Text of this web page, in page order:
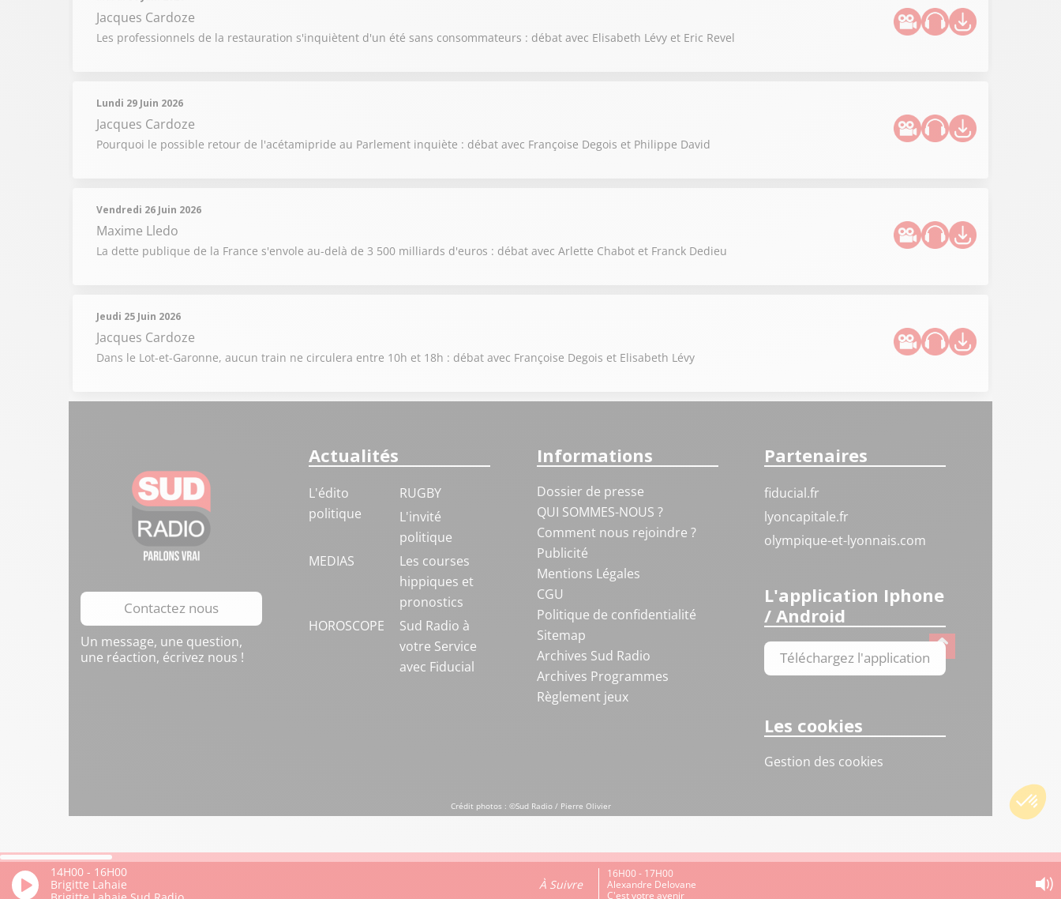
Jacques Cardoze
Les professionnels de la restauration s'inquiètent d'un été sans consommateurs : débat avec Elisabeth Lévy et Eric Revel
Lundi 29 Juin 2026
Jacques Cardoze
Pourquoi le possible retour de l'acétamipride au Parlement inquiète : débat avec Françoise Degois et Philippe David
Vendredi 26 Juin 2026
Maxime Lledo
La dette publique de la France s'envole au-delà de 3 500 milliards d'euros : débat avec Arlette Chabot et Franck Dedieu
Jeudi 25 Juin 2026
Jacques Cardoze
Dans le Lot-et-Garonne, aucun train ne circulera entre 10h et 18h : débat avec Françoise Degois et Elisabeth Lévy
Contactez nous
Un message, une question,
une réaction, écrivez nous !
Actualités
L'édito
politique
RUGBY
L'invité
politique
MEDIAS
Les courses
hippiques et
pronostics
HOROSCOPE
Sud Radio à
votre Service
avec Fiducial
Informations
Dossier de presse
QUI SOMMES-NOUS ?
Comment nous rejoindre ?
Publicité
Mentions Légales
CGU
Politique de confidentialité
Sitemap
Archives Sud Radio
Archives Programmes
Règlement jeux
Partenaires
fiducial.fr
lyoncapitale.fr
olympique-et-lyonnais.com
L'application Iphone
/ Android
Téléchargez l'application
Les cookies
Gestion des cookies
Crédit photos : ©Sud Radio / Pierre Olivier
14H00 - 16H00
Brigitte Lahaie
À Suivre
16H00 - 17H00
Alexandre Delovane
C'est votre avenir